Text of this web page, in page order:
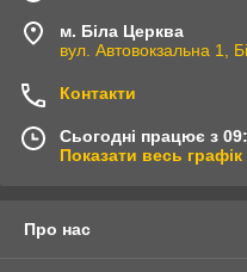
м. Біла Церква
вул. Автовокзальна 1,
Контакти
Сьогодні працює з
Показати весь
Про нас